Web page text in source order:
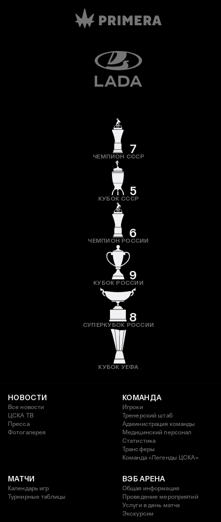
7
ЧЕМПИОН СССР
5
КУБОК СССР
6
ЧЕМПИОН РОССИИ
9
КУБОК РОССИИ
8
СУПЕРКУБОК РОССИИ
КУБОК УЕФА
НОВОСТИ
Все новости
ЦСКА ТВ
Пресса
Фотогалерея
КОМАНДА
Игроки
Тренерский штаб
Администрация команды
Медицинский персонал
Статистика
Трансферы
Команда «Легенды ЦСКА»
МАТЧИ
Календарь игр
Турнирные таблицы
ВЭБ АРЕНА
Общая информация
Проведение мероприятий
Услуги в день матча
Экскурсии